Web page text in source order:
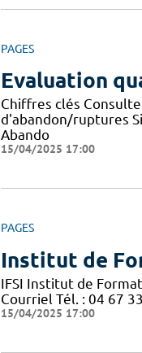
PAGES
Evaluation
Chiffres clés
d'abandon/ruptures
Abando
15/04/2025 17:00
PAGES
Institut de
IFSI Institut de
Courriel Tél. : 04 67
15/04/2025 17:00